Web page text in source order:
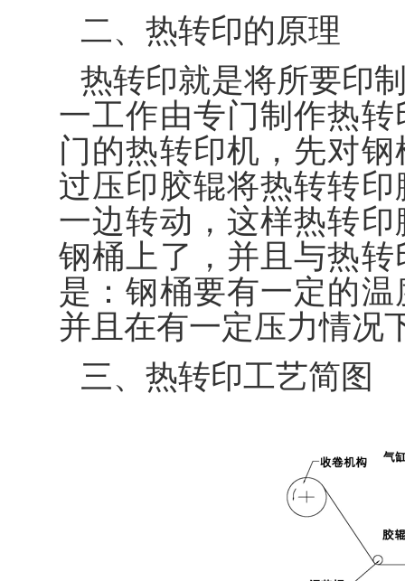
二、热转印的原理
热转印就是将所要印
一工作由专门制作热
门的热转印机，先对
过压印胶辊将热转转
一边转动，这样热转
钢桶上了，并且与热
是：钢桶要有一定的
并且在有一定压力情况
三、热转印工艺简图